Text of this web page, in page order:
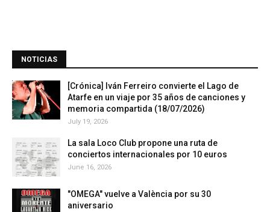
NOTICIAS
[Crónica] Iván Ferreiro convierte el Lago de
Atarfe en un viaje por 35 años de canciones y
memoria compartida (18/07/2026)
July 19, 2026
La sala Loco Club propone una ruta de
conciertos internacionales por 10 euros
June 16, 2026
"OMEGA" vuelve a València por su 30
aniversario